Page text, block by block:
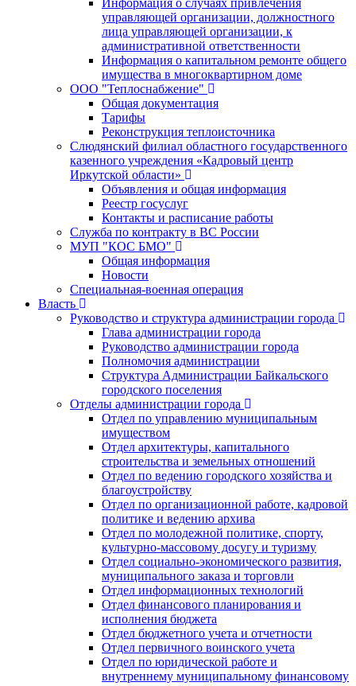
управляющей организации, должностного
лица управляющей организации, к
административной ответственности
Информация о капитальном ремонте общего
имущества в многоквартирном доме
ООО "Теплоснабжение"
Общая документация
Тарифы
Реконструкция теплоисточника
Слюдянский филиал областного государственного
казенного учреждения «Кадровый центр
Иркутской области»
Объявления и общая информация
Реестр госуслуг
Контакты и расписание работы
Служба по контракту в ВС России
МУП "КОС БМО"
Общая информация
Новости
Специальная-военная операция
Власть
Руководство и структура администрации города
Глава администрации города
Руководство администрации города
Полномочия администрации
Структура Администрации Байкальского
городского поселения
Отделы администрации города
Отдел по управлению муниципальным
имуществом
Отдел архитектуры, капитального
строительства и земельных отношений
Отдел по ведению городского хозяйства и
благоустройству
Отдел по организационной работе, кадровой
политике и ведению архива
Отдел по молодежной политике, спорту,
культурно-массовому досугу и туризму
Отдел социально-экономического развития,
муниципального заказа и торговли
Отдел информационных технологий
Отдел финансового планирования и
исполнения бюджета
Отдел бюджетного учета и отчетности
Отдел первичного воинского учета
Отдел по юридической работе и
внутреннему муниципальному финансовому